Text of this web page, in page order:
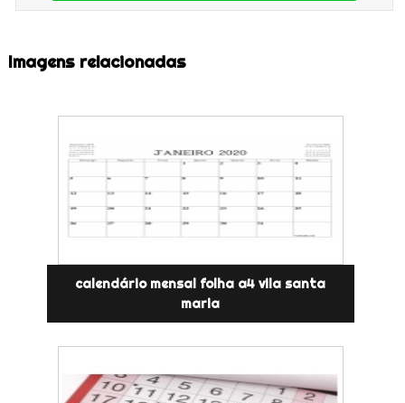
Imagens relacionadas
calendário mensal folha a4 vila santa
maria